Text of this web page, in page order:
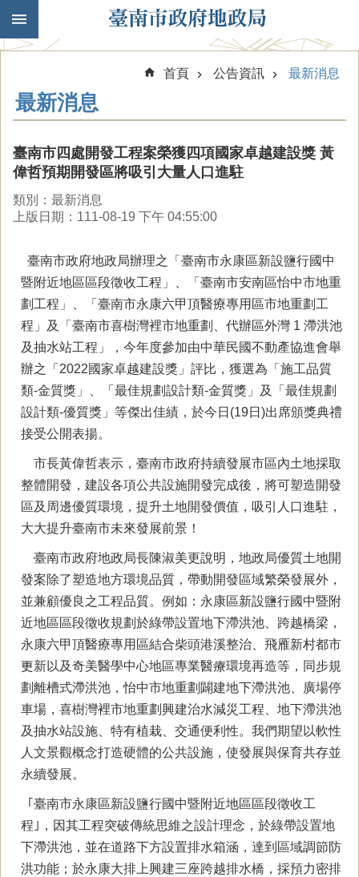
跳到主要內容區塊
首頁 公告資訊 最新消息
最新消息
臺南市四處開發工程案榮獲四項國家卓越建設獎 黃
偉哲預期開發區將吸引大量人口進駐
類別：最新消息
上版日期：111-08-19 下午 04:55:00
臺南市政府地政局辦理之「臺南市永康區新設鹽行國中
暨附近地區區段徵收工程」、「臺南市安南區怡中市地重
劃工程」、「臺南市永康六甲頂醫療專用區市地重劃工
程」及「臺南市喜樹灣裡市地重劃、代辦區外灣 1 滯洪池
及抽水站工程」，今年度參加由中華民國不動產協進會舉
辦之「2022國家卓越建設獎」評比，獲選為「施工品質
類-金質獎」、「最佳規劃設計類-金質獎」及「最佳規劃
設計類-優質獎」等傑出佳績，於今日(19日)出席頒獎典禮
接受公開表揚。
市長黃偉哲表示，臺南市政府持續發展市區內土地採取
整體開發，建設各項公共設施開發完成後，將可塑造開發
區及周邊優質環境，提升土地開發價值，吸引人口進駐，
大大提升臺南市未來發展前景！
臺南市政府地政局長陳淑美更說明，地政局優質土地開
發案除了塑造地方環境品質，帶動開發區域繁榮發展外，
並兼顧優良之工程品質。例如：永康區新設鹽行國中暨附
近地區區段徵收規劃於綠帶設置地下滯洪池、跨越橋梁，
永康六甲頂醫療專用區結合柴頭港溪整治、飛雁新村都市
更新以及奇美醫學中心地區專業醫療環境再造等，同步規
劃離槽式滯洪池，怡中市地重劃闢建地下滯洪池、廣場停
車場，喜樹灣裡市地重劃興建治水減災工程、地下滯洪池
及抽水站設施、特有植栽、交通便利性。我們期望以軟性
人文景觀概念打造硬體的公共設施，使發展與保育共存並
永續發展。
｢臺南市永康區新設鹽行國中暨附近地區區段徵收工
程｣，因其工程突破傳統思維之設計理念，於綠帶設置地
下滯洪池，並在道路下方設置排水箱涵，達到區域調節防
洪功能；於永康大排上興建三座跨越排水橋，採預力密排